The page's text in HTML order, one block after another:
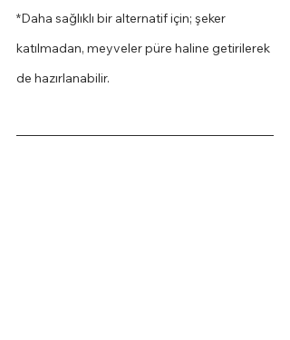
*Daha sağlıklı bir alternatif için; şeker
katılmadan, meyveler püre haline getirilerek
de hazırlanabilir.